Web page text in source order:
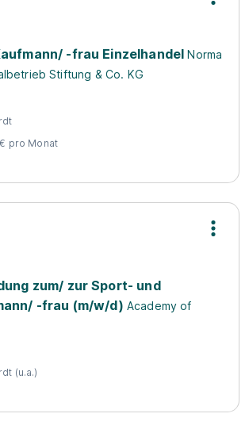
-frau Einzelhandel Norma
Stiftung & Co. KG
pro Monat
zum/ zur Sport- und
-frau (m/w/d) Academy of
(u.a.)